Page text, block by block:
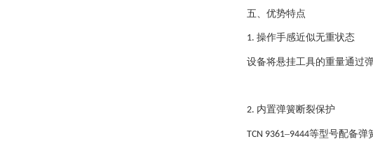
五、优势特点
1. 操作手感近似无重状态
设备将悬挂工具的重量通过
2. 内置弹簧断裂保护
TCN 9361–9444等型号配备弹